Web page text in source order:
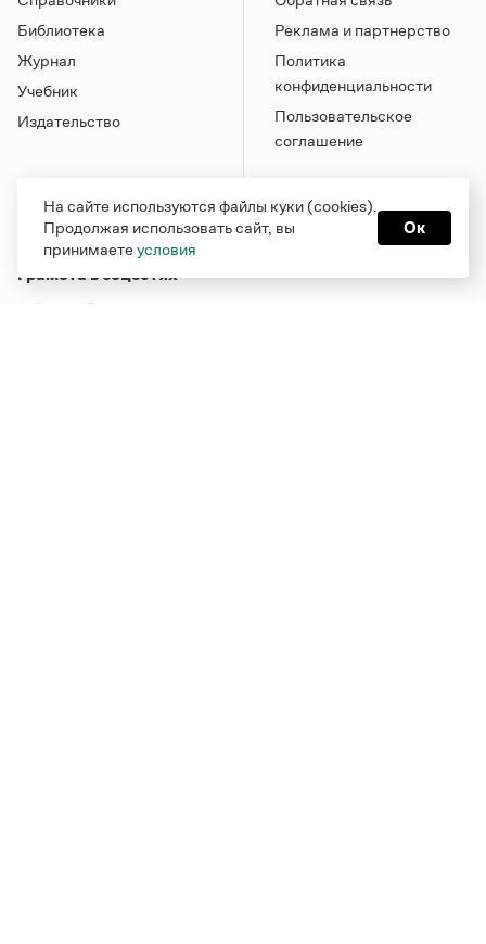
Библиотека
Журнал
Учебник
Издательство
Реклама и партнерство
Политика
конфиденциальности
Пользовательское
соглашение
Грамота в соцсетях
На сайте используются файлы куки (cookies).
Продолжая использовать сайт, вы
принимаетеусловия
Ок